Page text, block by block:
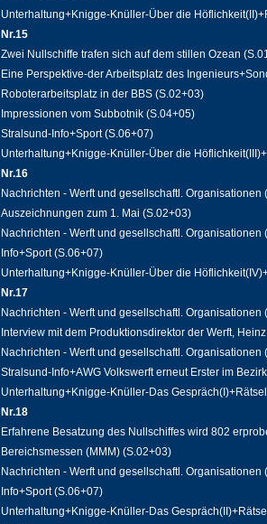
Unterhaltung+Knigge-Knüller-Über die
Nr.15
Zwei Nullschiffe trafen sich auf dem stillen Ozean
Eine Perspektive-der Arbeitsplatz des
Roboterarbeitsplatz in der BBS (S.02+03)
Impressionen vom Subbotnik (S.04+05)
Stralsund-Info+Sport (S.06+07)
Unterhaltung+Knigge-Knüller-Über die
Nr.16
Nachrichten - Werft und gesellschaftl. Organisationen
Auszeichnungen zum 1. Mai (S.02+03)
Nachrichten - Werft und gesellschaftl. Organisationen
Info+Sport (S.06+07)
Unterhaltung+Knigge-Knüller-Über die
Nr.17
Nachrichten - Werft und gesellschaftl. Organisationen
Interview mit dem Produktionsdirektor der Werft,
Nachrichten - Werft und gesellschaftl. Organisationen
Stralsund-Info+AWG Volkswerft erneut Erster im
Unterhaltung+Knigge-Knüller-Das
Nr.18
Erfahrene Besatzung des Nullschiffes wird 802
Bereichsmessen (MMM) (S.02+03)
Nachrichten - Werft und gesellschaftl. Organisationen
Info+Sport (S.06+07)
Unterhaltung+Knigge-Knüller-Das